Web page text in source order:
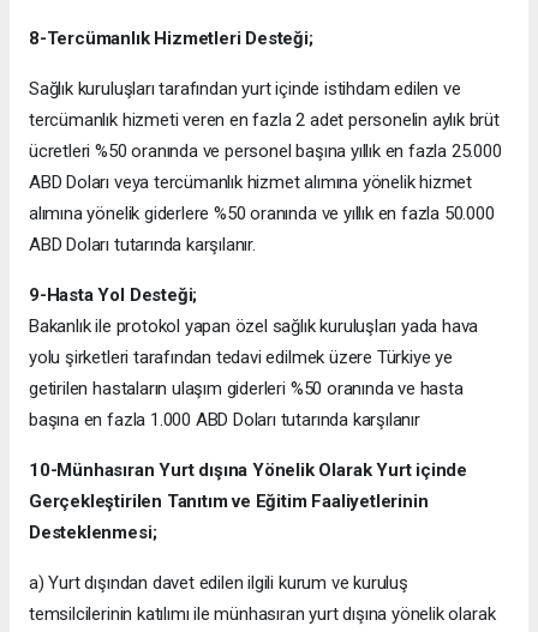
8-Tercümanlık Hizmetleri Desteği;
Sağlık kuruluşları tarafından yurt içinde istihdam edilen ve
tercümanlık hizmeti veren en fazla 2 adet personelin aylık brüt
ücretleri %50 oranında ve personel başına yıllık en fazla 25.000
ABD Doları veya tercümanlık hizmet alımına yönelik hizmet
alımına yönelik giderlere %50 oranında ve yıllık en fazla 50.000
ABD Doları tutarında karşılanır.
9-Hasta Yol Desteği;
Bakanlık ile protokol yapan özel sağlık kuruluşları yada hava
yolu şirketleri tarafından tedavi edilmek üzere Türkiye ye
getirilen hastaların ulaşım giderleri %50 oranında ve hasta
başına en fazla 1.000 ABD Doları tutarında karşılanır
10-Münhasıran Yurt dışına Yönelik Olarak Yurt içinde
Gerçekleştirilen Tanıtım ve Eğitim Faaliyetlerinin
Desteklenmesi;
a) Yurt dışından davet edilen ilgili kurum ve kuruluş
temsilcilerinin katılımı ile münhasıran yurt dışına yönelik olarak